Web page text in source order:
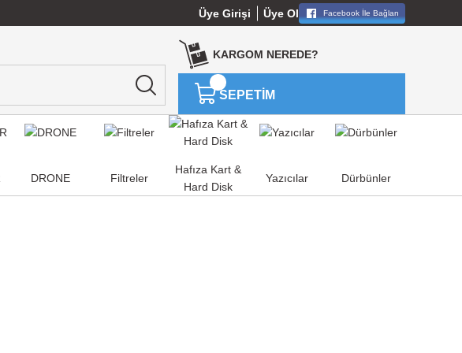
Üye Girişi Üye Ol Facebook İle Bağlan
KARGOM NEREDE?
SEPETİM
DRONE Filtreler
Hafıza Kart &
Hard Disk
Yazıcılar Dürbünler